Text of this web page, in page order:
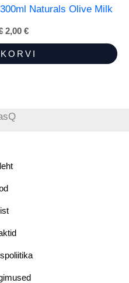
Naturals Olive Milk
Algne
hind
oli:
2,20 €.
2,00 €Praegune
hind
on:
2,00 €.